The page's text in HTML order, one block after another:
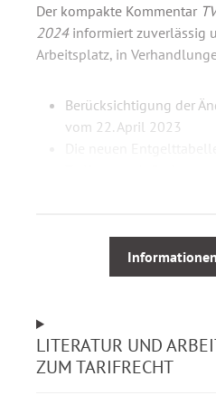
Der kompakte Kommentar
2024informiert zuverlässig
Arbeitsplatz, in
Berücksichtigung der
vom 22. April 2023
Tarifeinigung 2023
Kommentierung des
öffentlichen Dienst
Erläuterungen),
Krankenhäuser, Pflege-
LITERATUR UND
ZUM TARIFRECHT